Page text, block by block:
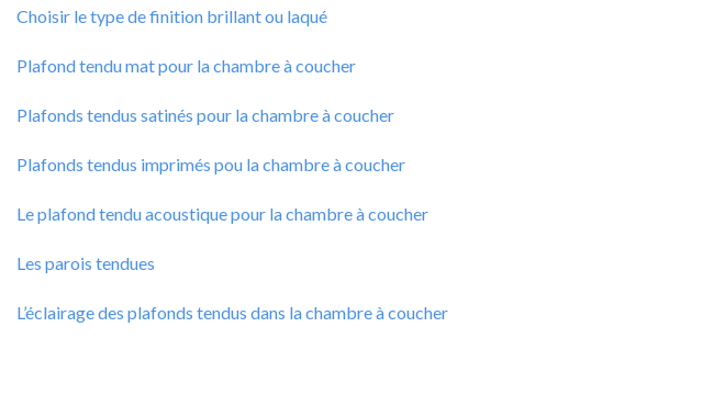
Choisir le type de finition brillant ou laqué
Plafond tendu mat pour la chambre à coucher
Plafonds tendus satinés pour la chambre à coucher
Plafonds tendus imprimés pou la chambre à coucher
Le plafond tendu acoustique pour la chambre à coucher
Les parois tendues
L’éclairage des plafonds tendus dans la chambre à coucher